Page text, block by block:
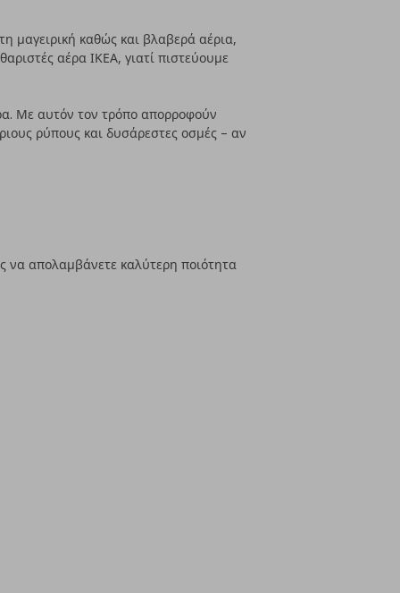
μαγειρική καθώς και βλαβερά αέρια,
αέρα ΙΚΕΑ, γιατί πιστεύουμε
Με αυτόν τον τρόπο απορροφούν
ρύπους και δυσάρεστες οσμές – αν
να απολαμβάνετε καλύτερη ποιότητα